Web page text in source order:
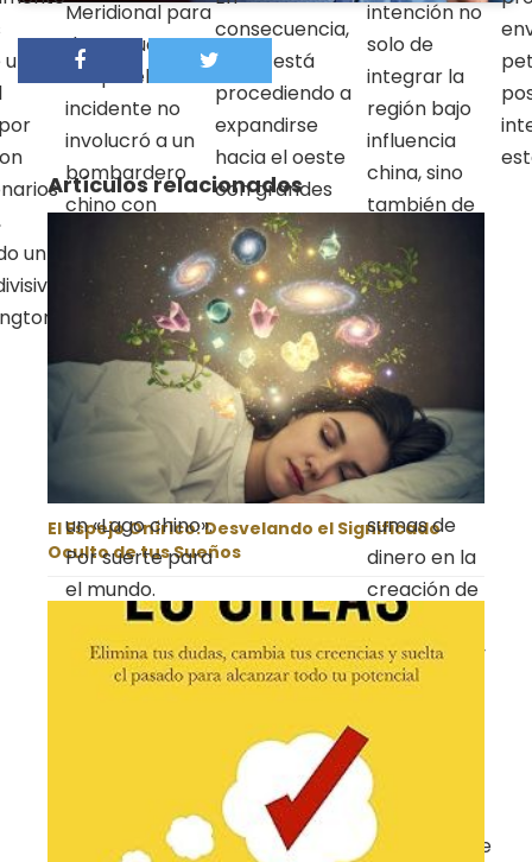
un
Meridional para
darse cuenta
de que el
incidente no
involucró a un
bombardero
chino con
nuclear en el
Caribe, o frente
a las costas de
California,
donde China no
tiene
pretensiones
de establecer
un «Lago chino».
Por suerte para
el mundo.
consecuencia,
China está
procediendo a
expandirse
hacia el oeste
con grandes
inversiones y
cuidadosos
movimientos
hacia la
integración.
intención no
solo de
integrar la
región bajo
influencia
china, sino
también de
Europa y las
regiones
productoras
de petróleo
de Oriente
Medio. Está
invirtiendo
enormes
sumas de
dinero en la
creación de
un sistema
energético y
comercial
integrado,
con amplias
líneas de
ferrocarril de
Artículos relacionados
El Espejo Onírico: Desvelando el Significado
Oculto de tus Sueños